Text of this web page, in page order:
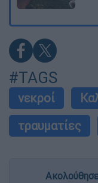
#TAGS
νεκροί
τραυματίες